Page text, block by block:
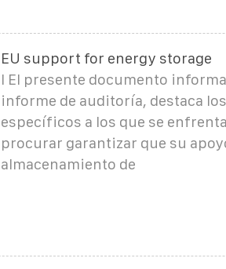
EU support for energy storage
I El presente documento
informe de auditoría, destaca
específicos a los que se
procurar garantizar que su
almacenamiento de